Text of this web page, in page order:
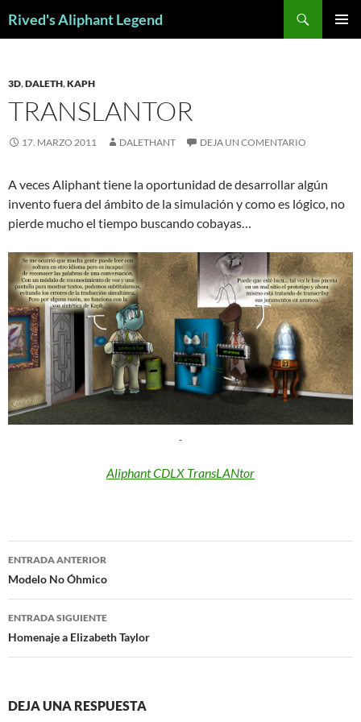
Rived's Aliphant Legend
3D,DALETH,KAPH
TRANSLANTOR
17. MARZO 2011 DALETHANT DEJA UN COMENTARIO
A veces Aliphant tiene la oportunidad de desarrollar algún
invento fuera del ámbito de la simulación y como es lógico, no
pierde mucho el tiempo buscando cobayas…
Aliphant CDLX TransLANtor
Navegación
de
entradas
ENTRADA ANTERIOR
Modelo No Óhmico
ENTRADA SIGUIENTE
Homenaje a Elizabeth Taylor
DEJA UNA RESPUESTA